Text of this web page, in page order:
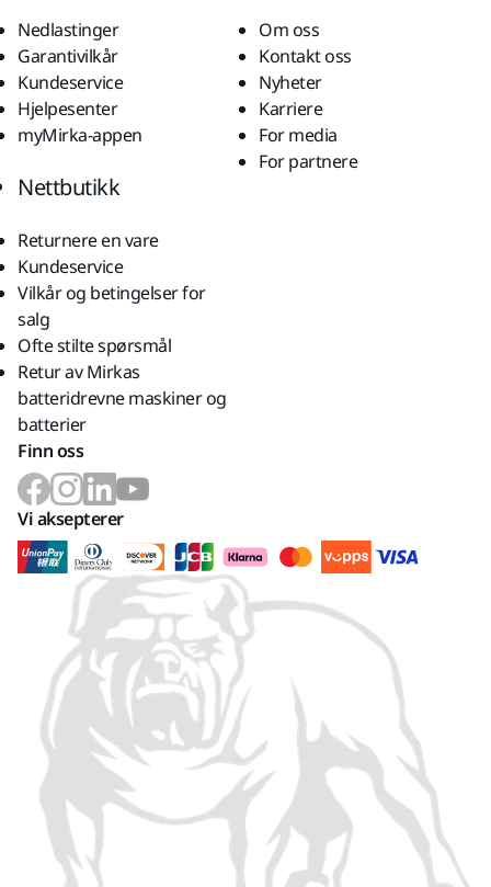
Nedlastinger
Garantivilkår
Kundeservice
Hjelpesenter
myMirka-appen
Om oss
Kontakt oss
Nyheter
Karriere
For media
For partnere
Nettbutikk
Returnere en vare
Kundeservice
Vilkår og betingelser for
salg
Ofte stilte spørsmål
Retur av Mirkas
batteridrevne maskiner og
batterier
Finn oss
Vi aksepterer